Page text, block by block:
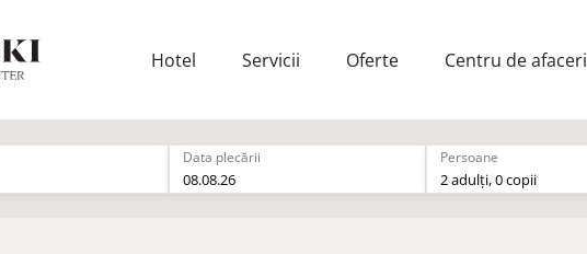
Hotel Servicii Oferte Centru de afaceri
Data plecării
08.08.26
Persoane
2 adulți, 0 copii